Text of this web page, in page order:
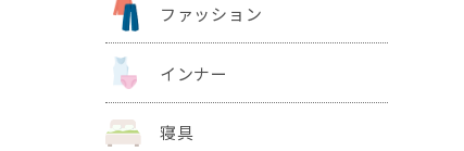
ファッション
インナー
寝具